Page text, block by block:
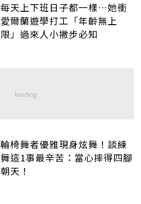
每天上下班日子都一樣…她衝
愛爾蘭遊學打工「年齡無上
限」過來人小撇步必知
輪椅舞者優雅現身炫舞！談練
舞這1事最辛苦：當心摔得四腳
朝天！